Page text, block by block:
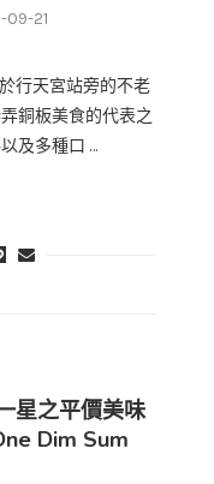
09-21
行天宮站旁的不老
銅板美食的代表之
及多種口 …
星之平價美味
Dim Sum